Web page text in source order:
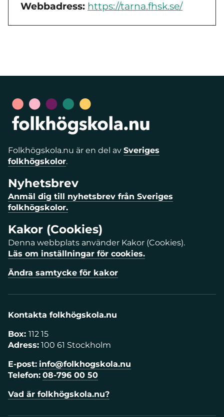
Webbadress: https://tarna.fhsk.se/
Folkhögskola.nu är en del av Sveriges
folkhögskolor.
Nyhetsbrev
Anmäl dig till nyhetsbrev från Sveriges
folkhögskolor.
Kakor (Cookies)
Denna webbplats använder Kakor (Cookies).
Läs om inställningar för cookies.
Ändra samtycke för kakor
Kontakta folkhögskola.nu
Box: 112 15
Adress: 100 61 Stockholm
E-post: info@folkhogskola.nu
Telefon: 08-796 00 50
Vad är folkhögskola.nu?